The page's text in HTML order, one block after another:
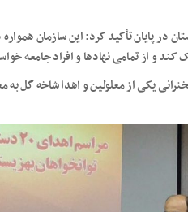
در پایان تأکید کرد: این سازمان
کند و از تمامی نهادها و افراد جامعه
یکی از معلولین و اهدا شاخه گل به